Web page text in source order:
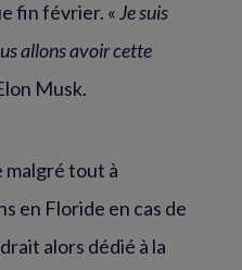
fin février. « Je suis
allons avoir cette
Musk.
malgré tout à
en Floride en cas de
alors dédié à la